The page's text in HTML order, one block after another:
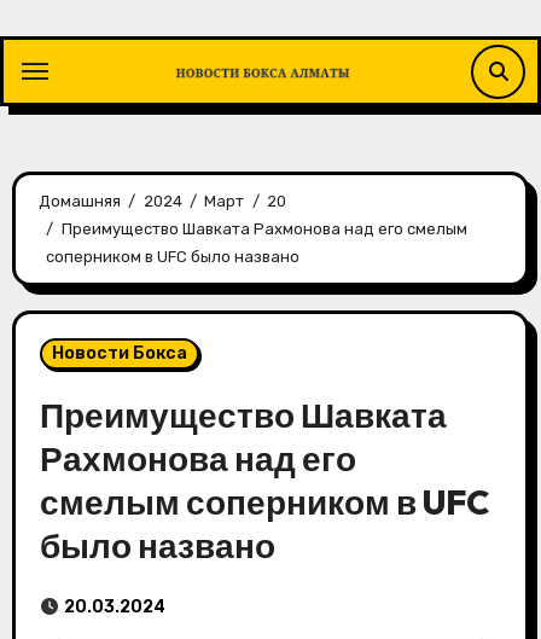
содержимому
Домашняя 2024 Март
20
Преимущество Шавката Рахмонова над его смелым
соперником в UFC было названо
Новости Бокса
Преимущество Шавката
Рахмонова над его
смелым соперником в UFC
было названо
20.03.2024